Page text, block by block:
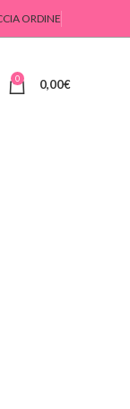
ORDINE
0 0,00€